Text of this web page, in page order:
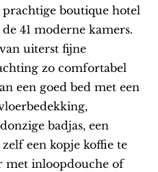
boutique hotel
41 moderne kamers.
uiterst fijne
zo comfortabel
een goed bed met een
badjas, een
een kopje koffie te
met inloopdouche of